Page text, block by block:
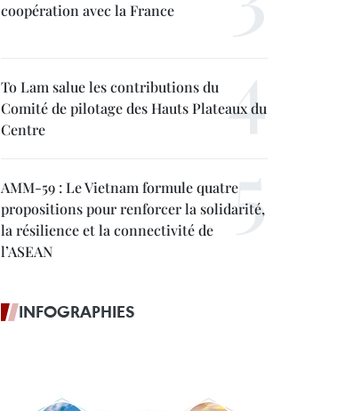
coopération avec la France
To Lam salue les contributions du
Comité de pilotage des Hauts Plateaux du
Centre
AMM-59 : Le Vietnam formule quatre
propositions pour renforcer la solidarité,
la résilience et la connectivité de
l’ASEAN
INFOGRAPHIES